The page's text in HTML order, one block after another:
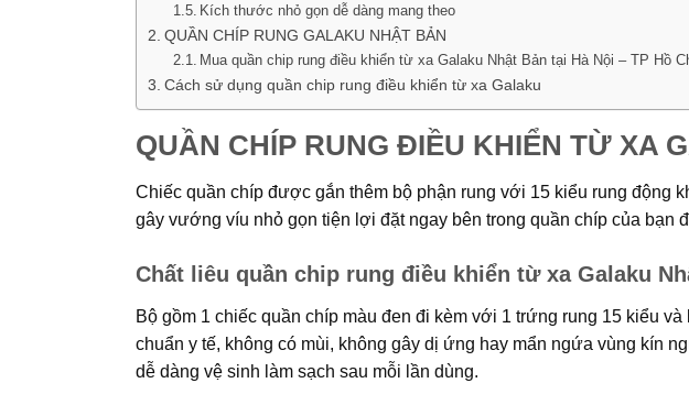
Kích thước nhỏ gọn dễ dàng mang theo
QUẦN CHÍP RUNG GALAKU NHẬT BẢN
Mua quần chip rung điều khiển từ xa Galaku Nhật Bản tại Hà Nội – TP Hồ
Cách sử dụng quần chip rung điều khiển từ xa Galaku
QUẦN CHÍP RUNG ĐIỀU KHIỂN TỪ XA
Chiếc quần chíp được gắn thêm bộ phận rung với 15 kiểu rung động
gây vướng víu nhỏ gọn tiện lợi đặt ngay bên trong quần chíp của bạn
Chất liêu quần chip rung điều khiển từ xa Galaku
Bộ gồm 1 chiếc quần chíp màu đen đi kèm với 1 trứng rung 15 kiểu
chuẩn y tế, không có mùi, không gây dị ứng hay mẩn ngứa vùng kín
dễ dàng vệ sinh làm sạch sau mỗi lần dùng.